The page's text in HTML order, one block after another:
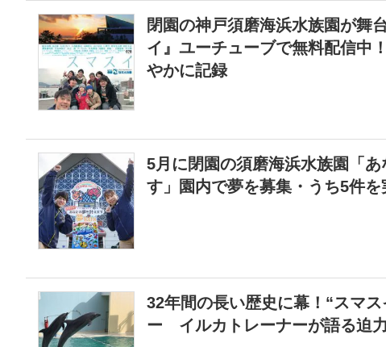
閉園の神戸須磨海浜水族園が舞
イ』ユーチューブで無料配信
やかに記録
5月に閉園の須磨海浜水族園「あ
す」園内で夢を募集・うち5件を
32年間の長い歴史に幕！“スマス
ー イルカトレーナーが語る迫